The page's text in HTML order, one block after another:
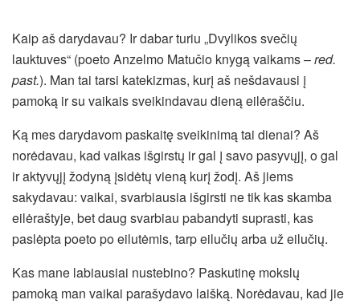
Kaip aš darydavau? Ir dabar turiu „Dvylikos svečių
lauktuves“ (poeto Anzelmo Matučio knygą vaikams –red.
past.). Man tai tarsi katekizmas, kurį aš nešdavausi į
pamoką ir su vaikais sveikindavau dieną eilėraščiu.
Ką mes darydavom paskaitę sveikinimą tai dienai? Aš
norėdavau, kad vaikas išgirstų ir gal į savo pasyvųjį, o gal
ir aktyvųjį žodyną įsidėtų vieną kurį žodį. Aš jiems
sakydavau: vaikai, svarbiausia išgirsti ne tik kas skamba
eilėraštyje, bet daug svarbiau pabandyti suprasti, kas
paslėpta poeto po eilutėmis, tarp eilučių arba už eilučių.
Kas mane labiausiai nustebino? Paskutinę mokslų
pamoką man vaikai parašydavo laišką. Norėdavau, kad jie